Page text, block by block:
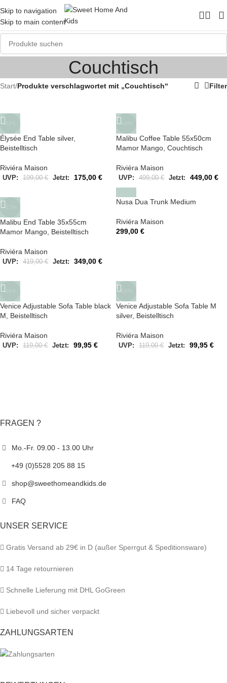
Skip to navigation
Skip to main content
Couchtisch
Start/Produkte verschlagwortet mit „Couchtisch“ Filter
-12%
Élysée End Table silver,
Beistelltisch
Riviéra Maison
UVP: 199,00€ Jetzt: 175,00 €
-10%
Malibu Coffee Table 55x50cm
Mamor Mango, Couchtisch
Riviéra Maison
UVP: 499,00€ Jetzt: 449,00 €
-17%
Malibu End Table 35x55cm
Mamor Mango, Beistelltisch
Riviéra Maison
UVP: 419,00€ Jetzt: 349,00 €
Nusa Dua Trunk Medium
Riviéra Maison
299,00 €
-16%
Venice Adjustable Sofa Table black
M, Beistelltisch
Riviéra Maison
UVP: 119,00€ Jetzt: 99,95 €
-16%
Venice Adjustable Sofa Table M
silver, Beistelltisch
Riviéra Maison
UVP: 119,00€ Jetzt: 99,95 €
FRAGEN ?
Mo.-Fr. 09.00 - 13.00 Uhr
+49 (0)5528 205 88 15
shop@sweethomeandkids.de
FAQ
UNSER SERVICE
Gratis Versand ab 29€ in D (außer Sperrgut & Speditionsware)
14 Tage retournieren
Schnelle Lieferung mit DHL GoGreen
Liebevoll und sicher verpackt
ZAHLUNGSARTEN